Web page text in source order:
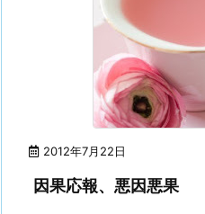
2012年7月22日
因果応報、悪因悪果